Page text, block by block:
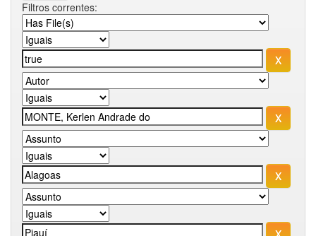
Filtros correntes: